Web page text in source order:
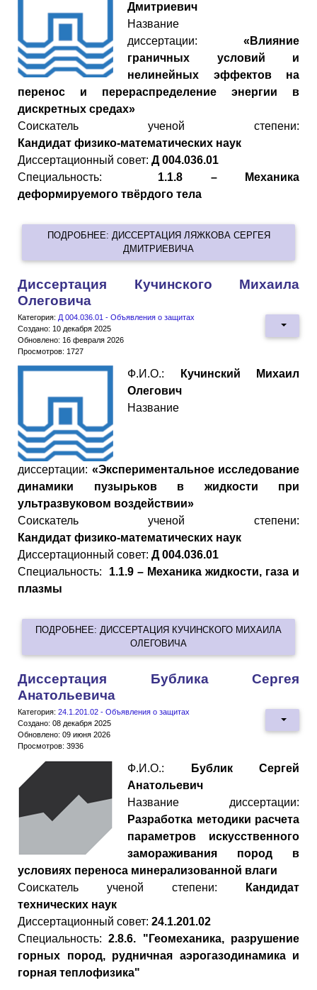
Дмитриевич
Название
диссертации: «Влияние
граничных условий и
нелинейных эффектов на
перенос и перераспределение энергии в
дискретных средах»
Cоискатель ученой степени:
Кандидат физико-математических наук
Диссертационный совет: Д 004.036.01
Специальность: 1.1.8 – Механика
деформируемого твёрдого тела
ПОДРОБНЕЕ: ДИССЕРТАЦИЯ ЛЯЖКОВА СЕРГЕЯ
ДМИТРИЕВИЧА
Диссертация Кучинского Михаила
Олеговича
Категория: Д 004.036.01 - Объявления о защитах
Создано: 10 декабря 2025
Обновлено: 16 февраля 2026
Просмотров: 1727
Ф.И.О.:
Кучинский Михаил
Олегович
Название
диссертации: «Экспериментальное исследование
динамики пузырьков в жидкости при
ультразвуковом воздействии»
Cоискатель ученой степени:
Кандидат физико-математических наук
Диссертационный совет: Д 004.036.01
Специальность: 1.1.9 – Механика жидкости, газа и
плазмы
ПОДРОБНЕЕ: ДИССЕРТАЦИЯ КУЧИНСКОГО МИХАИЛА
ОЛЕГОВИЧА
Диссертация Бублика Сергея
Анатольевича
Категория: 24.1.201.02 - Объявления о защитах
Создано: 08 декабря 2025
Обновлено: 09 июня 2026
Просмотров: 3936
Ф.И.О.:
Бублик Сергей
Анатольевич
Название диссертации:
Разработка методики расчета
параметров искусственного
замораживания пород в
условиях переноса минерализованной влаги
Cоискатель ученой степени: Кандидат
технических наук
Диссертационный совет: 24.1.201.02
Специальность:2.8.6. "Геомеханика, разрушение
горных пород, рудничная аэрогазодинамика и
горная теплофизика"